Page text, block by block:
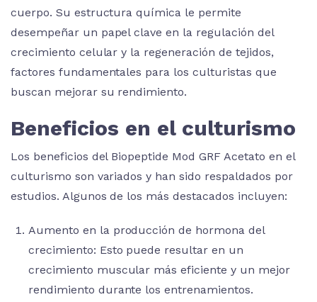
cuerpo. Su estructura química le permite
desempeñar un papel clave en la regulación del
crecimiento celular y la regeneración de tejidos,
factores fundamentales para los culturistas que
buscan mejorar su rendimiento.
Beneficios en el culturismo
Los beneficios del Biopeptide Mod GRF Acetato en el
culturismo son variados y han sido respaldados por
estudios. Algunos de los más destacados incluyen:
Aumento en la producción de hormona del
crecimiento: Esto puede resultar en un
crecimiento muscular más eficiente y un mejor
rendimiento durante los entrenamientos.